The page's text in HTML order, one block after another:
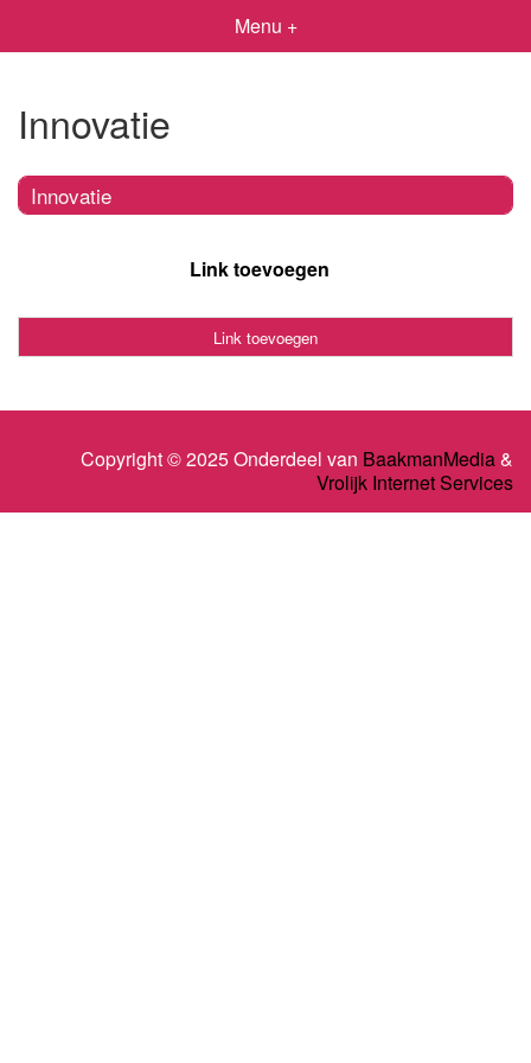
Menu +
Innovatie
Innovatie
Link toevoegen
Link toevoegen
Copyright © 2025 Onderdeel van BaakmanMedia&
Vrolijk Internet Services